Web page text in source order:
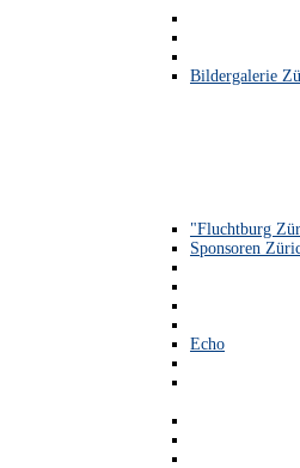
Bildergalerie
"Fluchtburg
Sponsoren
Echo